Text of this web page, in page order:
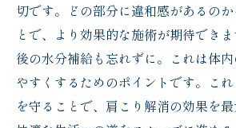
切です。どの部分に違和感があるの
とで、より効果的な施術が期待でき
後の水分補給も忘れずに。これは体
やすくするためのポイントです。こ
を守ることで、肩こり解消の効果を最